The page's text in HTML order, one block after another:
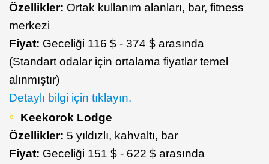
Özellikler: Ortak kullanım alanları, bar, fitness
merkezi
Fiyat: Geceliği 116 $ - 374 $ arasında
(Standart odalar için ortalama fiyatlar temel
alınmıştır)
Detaylı bilgi için tıklayın.
Keekorok Lodge
Özellikler: 5 yıldızlı, kahvaltı, bar
Fiyat: Geceliği 151 $ - 622 $ arasında